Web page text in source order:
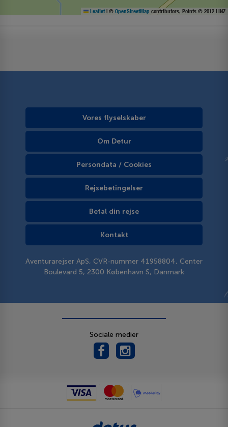
Leaflet | © OpenStreetMap contributors, Points © 2012 LINZ
Vores flyselskaber
Om Detur
Persondata / Cookies
Rejsebetingelser
Betal din rejse
Kontakt
Aventurarejser ApS, CVR-nummer 41958804, Center
Boulevard 5, 2300 København S, Danmark
Sociale medier